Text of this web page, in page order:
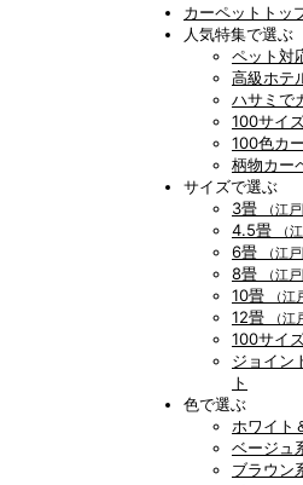
カーペットトッ
人気特集で選ぶ
ペット対
高級ホテ
ハサミで
100サイ
100色カ
柄物カー
サイズで選ぶ
3畳
（江
4.5畳
（
6畳
（江
8畳
（江
10畳
（江
12畳
（江
100サイ
ジョイン
ト
色で選ぶ
ホワイト
ベージュ
ブラウン